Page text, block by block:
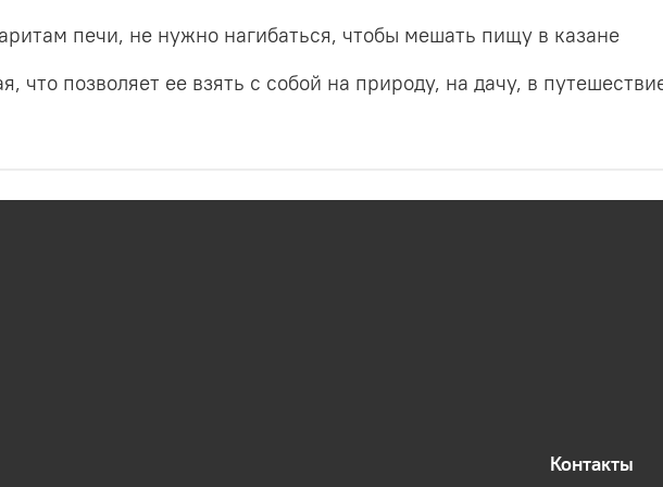
печи, не нужно нагибаться, чтобы мешать пищу в казане
что позволяет ее взять с собой на природу, на дачу, в
Контакты